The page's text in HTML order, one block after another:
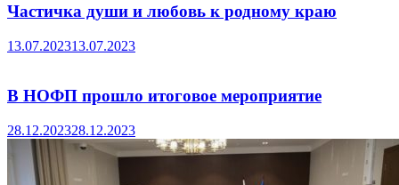
Частичка души и любовь к родному краю
13.07.202313.07.2023
В НОФП прошло итоговое мероприятие
28.12.202328.12.2023